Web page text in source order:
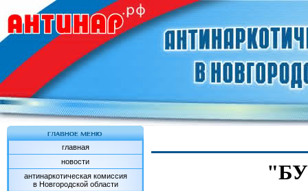
главная
новости
антинаркотическая комиссия
в Новгородской области